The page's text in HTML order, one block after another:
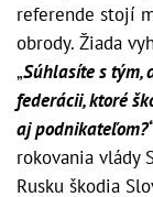
referende stojí
obrody. Žiada
„Súhlasíte s tým,
federácii, ktoré
aj
rokovania vlády
Rusku škodia